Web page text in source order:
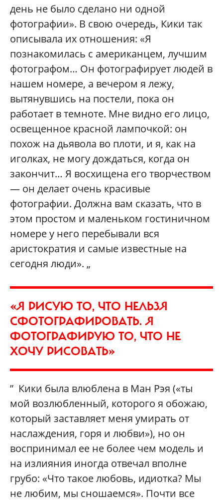
день не было сделано ни одной
фотографии». В свою очередь, Кики так
описывала их отношения: «Я
познакомилась с американцем, лучшим
фотографом… Он фотографирует людей в
нашем номере, а вечером я лежу,
вытянувшись на постели, пока он
работает в темноте. Мне видно его лицо,
освещенное красной лампочкой: он
похож на дьявола во плоти, и я, как на
иголках, не могу дождаться, когда он
закончит… Я восхищена его творчеством
— он делает очень красивые
фотографии. Должна вам сказать, что в
этом простом и маленьком гостиничном
номере у него перебывали вся
аристократия и самые известные на
сегодня люди». „
«Я РИСУЮ ТО, ЧТО НЕЛЬЗЯ
СФОТОГРАФИРОВАТЬ. Я
ФОТОГРАФИРУЮ ТО, ЧТО НЕ
ХОЧУ РИСОВАТЬ»
” Кики была влюблена в Ман Рэя («ты
мой возлюбленный, которого я обожаю,
который заставляет меня умирать от
наслаждения, горя и любви»), но он
воспринимал ее не более чем модель и
на излияния иногда отвечал вполне
грубо: «Что такое любовь, идиотка? Мы
не любим, мы сношаемся». Почти все